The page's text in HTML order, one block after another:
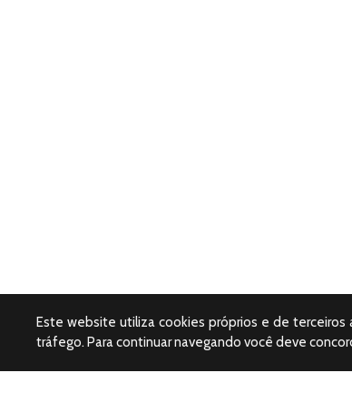
Este website utiliza cookies próprios e de terceiros
tráfego. Para continuar navegando você deve